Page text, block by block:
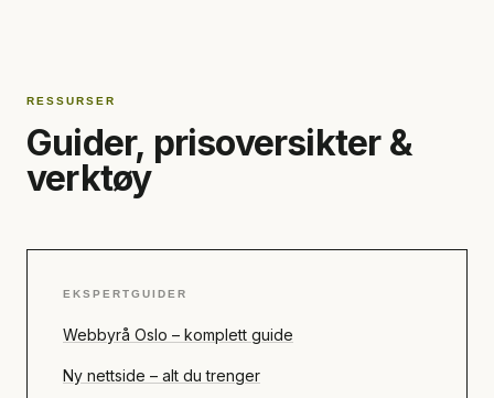
RESSURSER
Guider, prisoversikter &
verktøy
EKSPERTGUIDER
Webbyrå Oslo – komplett guide
Ny nettside – alt du trenger